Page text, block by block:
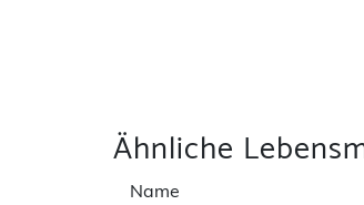
Ähnliche
Name